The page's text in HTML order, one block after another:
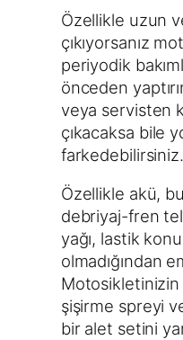
Özellikle uzun
çıkıyorsanız
periyodik
önceden
veya servisten
çıkacaksa bile
farkedebilirsiniz.
Özellikle akü,
debriyaj-fren
yağı, lastik
olmadığından
şişirme spreyi
bir alet setini